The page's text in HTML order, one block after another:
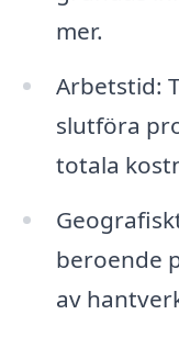
mer.
Arbetstid:
slutföra
totala
beroende
av